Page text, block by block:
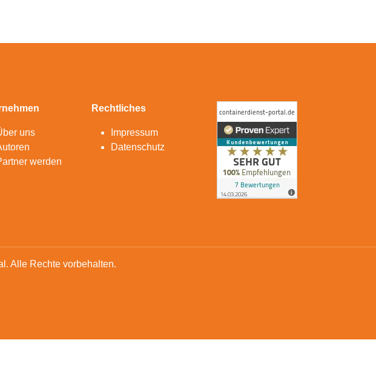
uns
werden
Rechtliches
Impressum
Datenschutz
Alle Rechte vorbehalten.